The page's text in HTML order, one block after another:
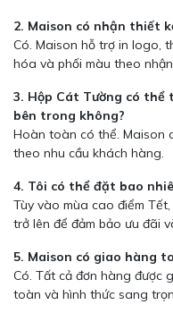
2. Maison có nhận thiết
Có. Maison hỗ trợ in logo,
hóa và phối màu theo
3. Hộp Cát Tường có thể
bên trong không?
Hoàn toàn có thể. Maison
theo nhu cầu khách hàng.
4. Tôi có thể đặt bao
Tùy vào mùa cao điểm
trở lên để đảm bảo ưu đãi
5. Maison có giao hàng
Có. Tất cả đơn hàng được
toàn và hình thức sang